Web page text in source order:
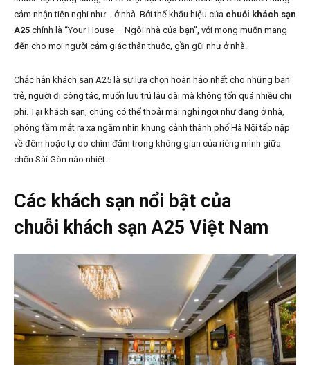
cảm nhận tiện nghi như… ở nhà. Bởi thế khẩu hiệu của chuỗi khách sạn
A25 chính là “Your House – Ngôi nhà của bạn”, với mong muốn mang
đến cho mọi người cảm giác thân thuộc, gần gũi như ở nhà.
Chắc hẳn khách sạn A25 là sự lựa chọn hoàn hảo nhất cho những bạn
trẻ, người đi công tác, muốn lưu trú lâu dài mà không tốn quá nhiều chi
phí. Tại khách sạn, chúng có thể thoải mái nghỉ ngơi như đang ở nhà,
phóng tầm mắt ra xa ngắm nhìn khung cảnh thành phố Hà Nội tấp nập
về đêm hoặc tự do chìm đắm trong không gian của riêng mình giữa
chốn Sài Gòn náo nhiệt.
Các khách sạn nổi bật của
chuỗi khách sạn A25 Việt Nam